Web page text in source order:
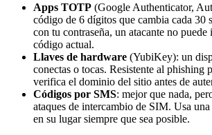
Apps TOTP (Google Authenticator,
código de 6 dígitos que cambia cada 30
con tu contraseña, un atacante no puede
código actual.
Llaves de hardware (YubiKey): un
conectas o tocas. Resistente al phishing
verifica el dominio del sitio antes de
Códigos por SMS: mejor que nada,
ataques de intercambio de SIM. Usa
en su lugar siempre que sea posible.